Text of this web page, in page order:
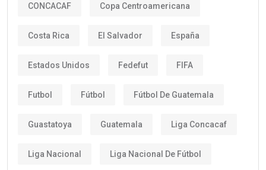
CONCACAF Copa Centroamericana
Costa Rica El Salvador España
Estados Unidos Fedefut FIFA
Futbol Fútbol Fútbol De Guatemala
Guastatoya Guatemala Liga Concacaf
Liga Nacional Liga Nacional De Fútbol